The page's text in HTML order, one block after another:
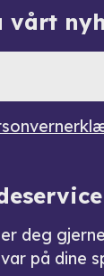
vårt
deg
på dine